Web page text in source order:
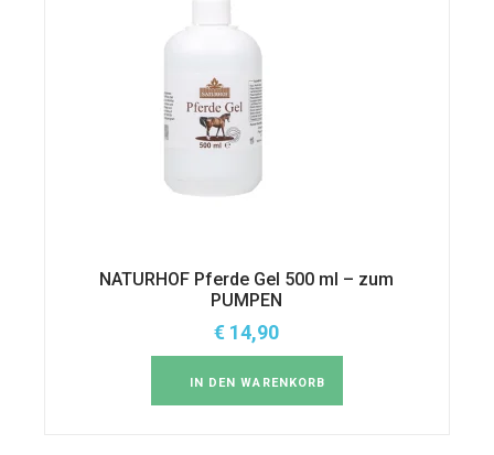
NATURHOF Pferde Gel 500 ml – zum
PUMPEN
€ 14,90
IN DEN WARENKORB